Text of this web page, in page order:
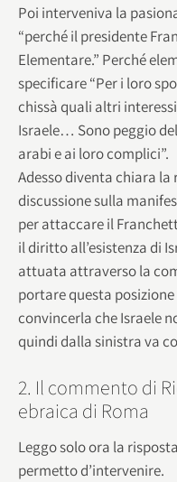
Poi interveniva la
“perché il presidente
Elementare.” Perché
specificare “Per i loro
chissà quali altri
Israele… Sono peggio
arabi e ai loro complici”.
Adesso diventa chiara
discussione sulla
per attaccare il
il diritto all’esistenza di
attuata attraverso la
portare questa
convincerla che Israele
quindi dalla sinistra va
2. Il commento di
ebraica di Roma
Leggo solo ora la
permetto d’intervenire.